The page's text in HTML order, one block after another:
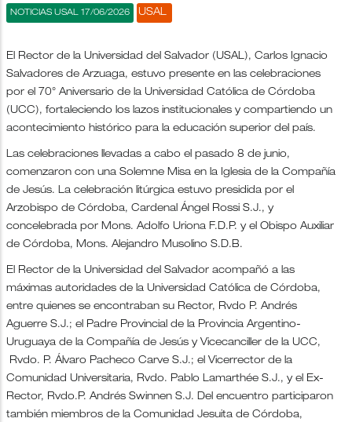
USAL
NOTICIAS USAL 17/06/2026
El Rector de la Universidad del Salvador (USAL), Carlos Ignacio
Salvadores de Arzuaga, estuvo presente en las celebraciones
por el 70° Aniversario de la Universidad Católica de Córdoba
(UCC), fortaleciendo los lazos institucionales y compartiendo un
acontecimiento histórico para la educación superior del país.
Las celebraciones llevadas a cabo el pasado 8 de junio,
comenzaron con una Solemne Misa en la Iglesia de la Compañía
de Jesús. La celebración litúrgica estuvo presidida por el
Arzobispo de Córdoba, Cardenal Ángel Rossi S.J., y
concelebrada por Mons. Adolfo Uriona F.D.P. y el Obispo Auxiliar
de Córdoba, Mons. Alejandro Musolino S.D.B.
El Rector de la Universidad del Salvador acompañó a las
máximas autoridades de la Universidad Católica de Córdoba,
entre quienes se encontraban su Rector, Rvdo P. Andrés
Aguerre S.J.; el Padre Provincial de la Provincia Argentino-
Uruguaya de la Compañía de Jesús y Vicecanciller de la UCC,
Rvdo. P. Álvaro Pacheco Carve S.J.; el Vicerrector de la
Comunidad Universitaria, Rvdo. Pablo Lamarthée S.J., y el Ex-
Rector, Rvdo.P. Andrés Swinnen S.J. Del encuentro participaron
también miembros de la Comunidad Jesuita de Córdoba,